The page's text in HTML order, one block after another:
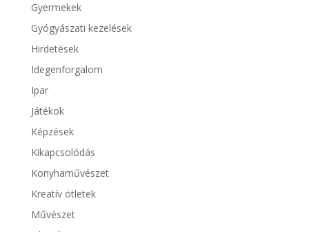
Gyermekek
Gyógyászati kezelések
Hirdetések
Idegenforgalom
Ipar
Játékok
Képzések
Kikapcsolódás
Konyhaművészet
Kreatív ötletek
Művészet